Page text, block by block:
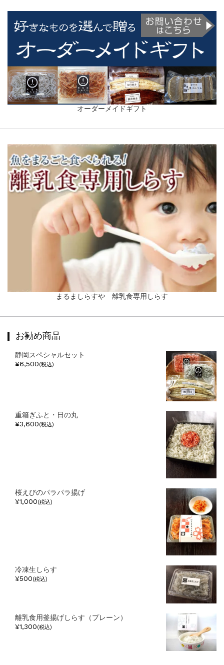
オーダーメイドギフト
まるましらすや 離乳食専用しらす
お勧め商品
静岡スペシャルセット
¥6,500(税込)
重箱ぎふと・日の丸
¥3,600(税込)
桜えびのパラパラ揚げ
¥1,000(税込)
冷凍生しらす
¥500(税込)
離乳食用釜揚げしらす（プレーン）
¥1,300(税込)